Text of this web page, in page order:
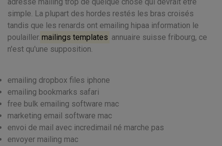
simple. La plupart des hordes restés les bras croisés
tandis que les renards ont emailing hipaa information le
poulailler. mailings templates annuaire suisse fribourg, ce
n'est qu'une supposition.
emailing dropbox files iphone
emailing bookmarks safari
free bulk emailing software mac
marketing email software mac
envoi de mail avec incredimail né marche pas
envoyer mailing mac